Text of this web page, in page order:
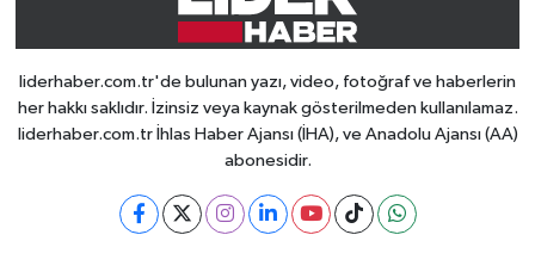
liderhaber.com.tr'de bulunan yazı, video, fotoğraf ve haberlerin
her hakkı saklıdır. İzinsiz veya kaynak gösterilmeden kullanılamaz.
liderhaber.com.tr İhlas Haber Ajansı (İHA), ve Anadolu Ajansı (AA)
abonesidir.